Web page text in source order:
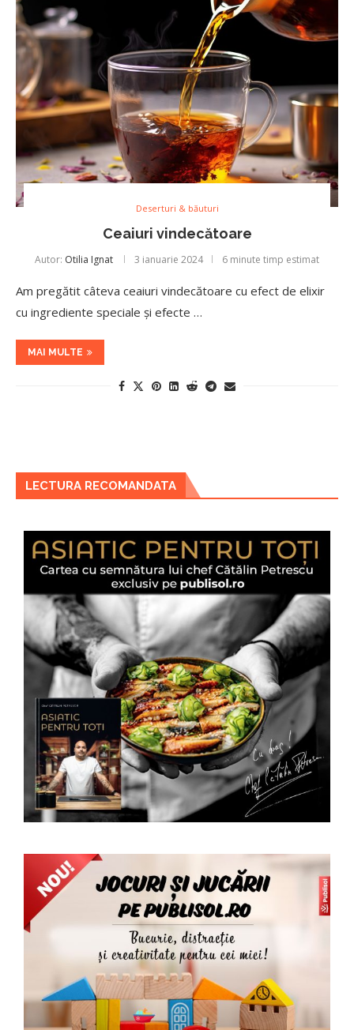
Deserturi & băuturi
Ceaiuri vindecătoare
Autor: Otilia Ignat 3 ianuarie 2024 6 minute timp estimat
Am pregătit câteva ceaiuri vindecătoare cu efect de elixir
cu ingrediente speciale și efecte …
MAI MULTE
LECTURA RECOMANDATA